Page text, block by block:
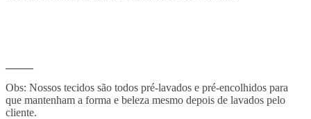
Obs: Nossos tecidos são todos pré-lavados e pré-encolhidos para
que mantenham a forma e beleza mesmo depois de lavados pelo
cliente.